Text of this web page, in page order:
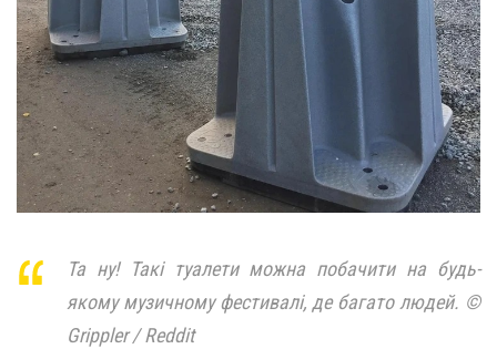
Та ну! Такі туалети можна побачити на будь-
якому музичному фестивалі, де багато людей. ©
Grippler / Reddit